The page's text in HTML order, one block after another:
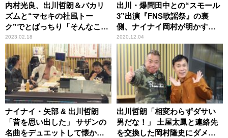
内村光良、出川哲朗＆バカリ
ズムと“マセキの社風トー
ク”でとばっちり「そんなこと
ない！」も、南原清隆「なる
ほどね（笑）」
2023.02.18
出川・爆問田中との“スモール
3”出演『FNS歌謡祭』の裏
側、ナイナイ岡村が明かす
「めちゃくちゃ緊張した」
2020.12.04
ナイナイ・矢部 & 出川哲朗
「昔を思い出した」 サザンの
名曲をデュエットして懐かし
出川哲朗「相変わらずダサい
男だな！」 土屋太鳳と連絡先
を交換した岡村隆史にダメ出